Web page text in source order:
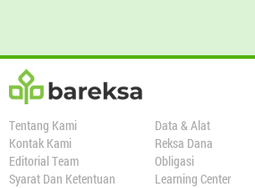
Tentang Kami
Kontak Kami
Editorial Team
Syarat Dan Ketentuan
Data & Alat
Reksa Dana
Obligasi
Learning Center